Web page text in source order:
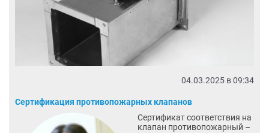
04.03.2025 в 09:34
Сертификация противопожарных клапанов
Сертификат соответствия на
клапан противопожарный –